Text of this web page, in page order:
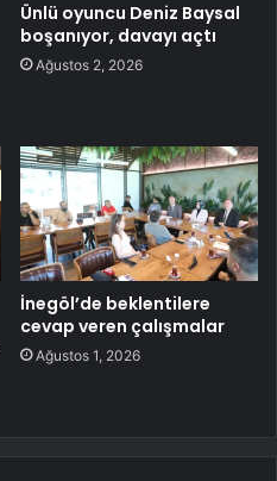
Ünlü oyuncu Deniz Baysal
boşanıyor, davayı açtı
Ağustos 2, 2026
İnegöl’de beklentilere
cevap veren çalışmalar
Ağustos 1, 2026